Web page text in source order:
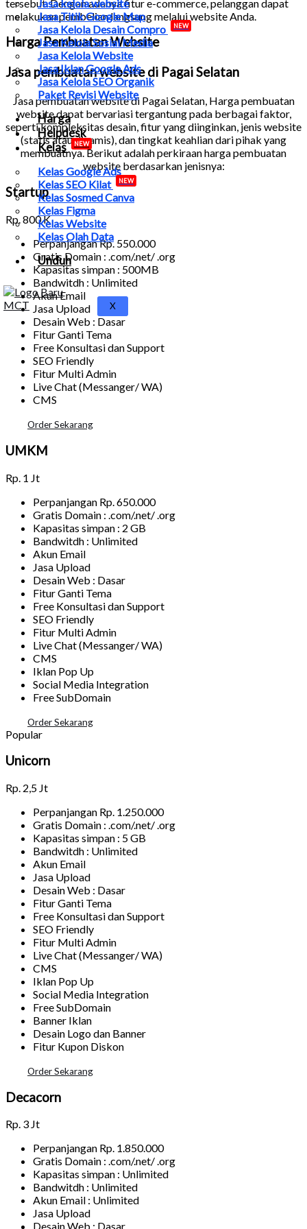
Jasa kelola website
Jasa Titik Google Map
Jasa Kelola Desain Compro
NEW
Jasa Kelola Sosial Media
Jasa Kelola Website
Jasa Iklan Google Ads
Jasa Kelola SEO Organik
Paket Revisi Website
Harga
Helpdesk
Kelas
NEW
Kelas Google Ads
Kelas SEO Kilat
NEW
Kelas Sosmed Canva
Kelas Figma
Kelas Website
Kelas Olah Data
Unduh
X
tersebut. Dengan adanya fitur e-commerce, pelanggan dapat
melakukan pembelian langsung melalui website Anda.
Harga Pembuatan Website
Jasa pembuatan website di Pagai Selatan
Jasa pembuatan website di Pagai Selatan, Harga pembuatan
website dapat bervariasi tergantung pada berbagai faktor,
seperti kompleksitas desain, fitur yang diinginkan, jenis website
(statis atau dinamis), dan tingkat keahlian dari pihak yang
membuatnya. Berikut adalah perkiraan harga pembuatan
website berdasarkan jenisnya:
Startup
Rp.800 K
Perpanjangan Rp. 550.000
Gratis Domain : .com/.net/ .org
Kapasitas simpan : 500MB
Bandwitdh : Unlimited
Akun Email
Jasa Upload
Desain Web : Dasar
Fitur Ganti Tema
Free Konsultasi dan Support
SEO Friendly
Fitur Multi Admin
Live Chat (Messanger/ WA)
CMS
Order Sekarang
UMKM
Rp. 1 Jt
Perpanjangan Rp. 650.000
Gratis Domain : .com/.net/ .org
Kapasitas simpan : 2 GB
Bandwitdh : Unlimited
Akun Email
Jasa Upload
Desain Web : Dasar
Fitur Ganti Tema
Free Konsultasi dan Support
SEO Friendly
Fitur Multi Admin
Live Chat (Messanger/ WA)
CMS
Iklan Pop Up
Social Media Integration
Free SubDomain
Order Sekarang
Popular
Unicorn
Rp. 2,5 Jt
Perpanjangan Rp. 1.250.000
Gratis Domain : .com/.net/ .org
Kapasitas simpan : 5 GB
Bandwitdh : Unlimited
Akun Email
Jasa Upload
Desain Web : Dasar
Fitur Ganti Tema
Free Konsultasi dan Support
SEO Friendly
Fitur Multi Admin
Live Chat (Messanger/ WA)
CMS
Iklan Pop Up
Social Media Integration
Free SubDomain
Banner Iklan
Desain Logo dan Banner
Fitur Kupon Diskon
Order Sekarang
Decacorn
Rp. 3 Jt
Perpanjangan Rp. 1.850.000
Gratis Domain : .com/.net/ .org
Kapasitas simpan : Unlimited
Bandwitdh : Unlimited
Akun Email : Unlimited
Jasa Upload
Desain Web : Dasar